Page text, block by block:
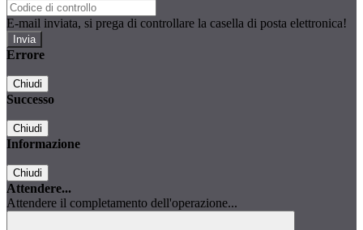
E-mail inviata, si prega di controllare la casella di posta elettronica!
Errore
Chiudi
Successo
Chiudi
Informazione
Chiudi
Attendere...
Attendere il completamento dell'operazione...